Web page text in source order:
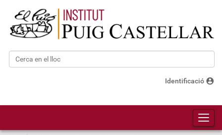
Cerca
Identificació account_circle